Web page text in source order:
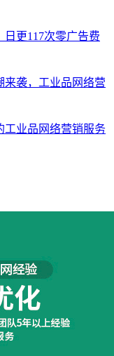
更117次零广告费
来袭，工业品网络营
工业品网络营销服务